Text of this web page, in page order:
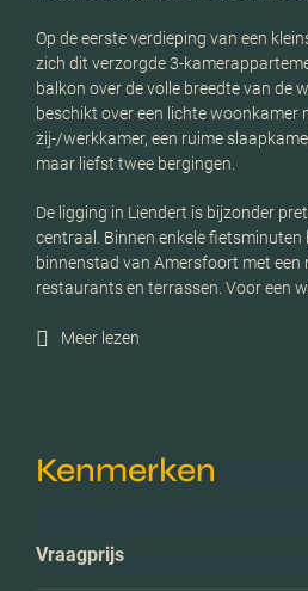
Op de eerste verdieping van een
zich dit verzorgde 3-
balkon over de volle breedte van de
beschikt over een lichte woonkamer
zij-/werkkamer, een ruime
maar liefst twee bergingen.
De ligging in Liendert is bijzonder
centraal. Binnen enkele fietsminuten
binnenstad van Amersfoort met een
restaurants en terrassen. Voor een
Meer lezen
Kenmerken
Vraagprijs